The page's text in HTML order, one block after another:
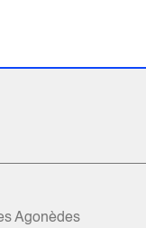
Agonèdes